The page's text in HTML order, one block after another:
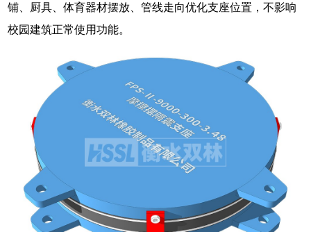
铺、厨具、体育器材摆放、管线走向优化支座位置，不影响
校园建筑正常使用功能。